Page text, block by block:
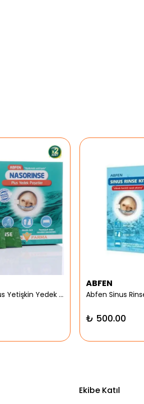
Abfen Nasorinse Plus Yetişkin Yedek Poşet
ABFEN
Abfen Sinus
₺ 500.00
Ekibe Katıl